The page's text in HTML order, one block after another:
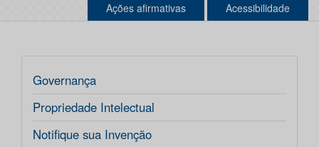
Ações afirmativas Acessibilidade
Governança
Propriedade Intelectual
Notifique sua Invenção